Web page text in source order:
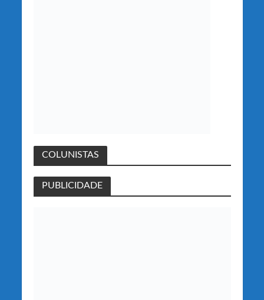
COLUNISTAS
PUBLICIDADE